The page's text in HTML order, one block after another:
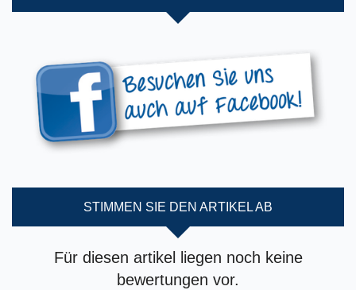
STIMMEN SIE DEN ARTIKEL AB
Für diesen artikel liegen noch keine
bewertungen vor.